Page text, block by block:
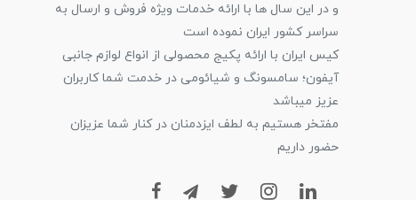
و در این سال ها با ارائه خدمات ویژه فروش و ارسال به
سراسر کشور ایران نموده است
کیس ایران با ارائه پکیج محصولی از انواع لوازم جانبی
آیفون؛ سامسونگ و شیائومی در خدمت شما کاربران
عزیز میباشد
مفتخر هستیم به لطف ایزدمنان در کنار شما عزیزان
حضور داریم